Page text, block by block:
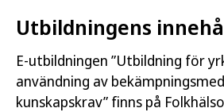
Utbildningens
E-utbildningen ”Utbildning för
användning av
kunskapskrav” finns på